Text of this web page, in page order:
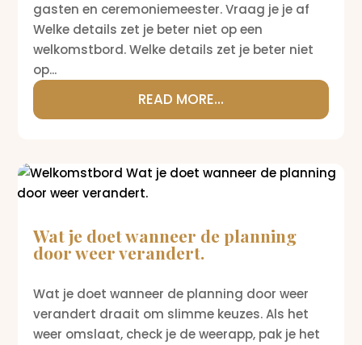
gasten en ceremoniemeester. Vraag je je af
Welke details zet je beter niet op een
welkomstbord. Welke details zet je beter niet
op...
READ MORE...
Wat je doet wanneer de planning
door weer verandert.
Wat je doet wanneer de planning door weer
verandert draait om slimme keuzes. Als het
weer omslaat, check je de weerapp, pak je het